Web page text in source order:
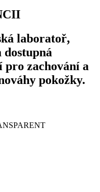
laboratoř,
pro zachování a
pokožky.